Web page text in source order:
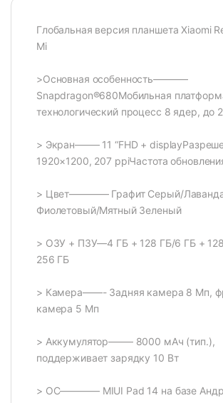
Глобальная версия планшета Xiaomi
Mi
>Основная особенность———–
Snapdragon®680Мобильная
технологический процесс 8 ядер, до
> Экран——– 11 “FHD +
1920×1200, 207 ppiЧастота
> Цвет———— Графит Серый/
Фиолетовый/Мятный Зеленый
> ОЗУ + ПЗУ—4 ГБ + 128 ГБ/6 ГБ +
256 ГБ
> Камера——- Задняя камера 8 Мп,
камера 5 Мп
> Аккумулятор——– 8000 мАч (тип.),
поддерживает зарядку 10 Вт
> ОС———— MIUI Pad 14 на базе